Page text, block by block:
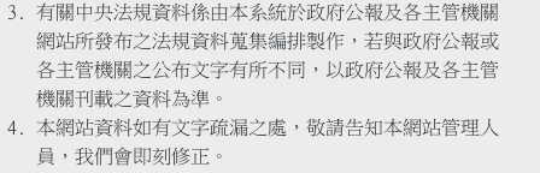
有關中央法規資料係由本系統於政府公報及各主管機關
網站所發布之法規資料蒐集編排製作，若與政府公報或
各主管機關之公布文字有所不同，以政府公報及各主管
機關刊載之資料為準。
本網站資料如有文字疏漏之處，敬請告知本網站管理人
員，我們會即刻修正。